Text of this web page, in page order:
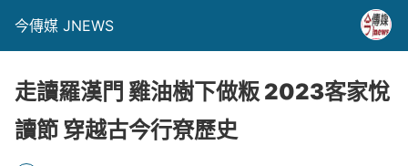
今傳媒 JNEWS
走讀羅漢門 雞油樹下做粄 2023客家悅
讀節 穿越古今行尞歷史